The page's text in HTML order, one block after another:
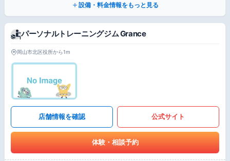
設備・料金情報をもっと見る
パーソナルトレーニングジム Grance
岡山市北区役所から1m
店舗情報を確認 公式サイト
体験・相談予約